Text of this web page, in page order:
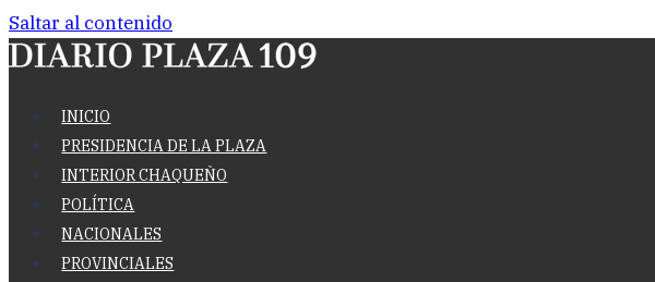
Saltar al contenido
INICIO
PRESIDENCIA DE LA PLAZA
INTERIOR CHAQUEÑO
POLÍTICA
NACIONALES
PROVINCIALES